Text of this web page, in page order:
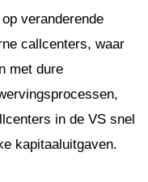
veranderende
callcenters, waar
met dure
in de VS snel
kapitaaluitgaven.